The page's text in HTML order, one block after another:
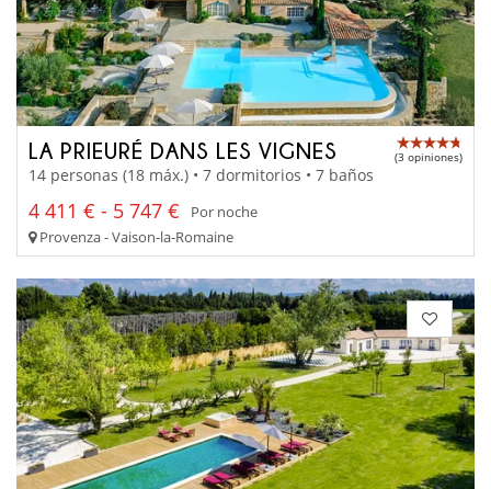
LA PRIEURÉ DANS LES VIGNES (3 opiniones)
14 personas (18 máx.) • 7 dormitorios • 7 baños
4 411 € - 5 747 €
Por noche
Provenza - Vaison-la-Romaine